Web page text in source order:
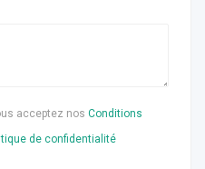
acceptez nos Conditions
de confidentialité